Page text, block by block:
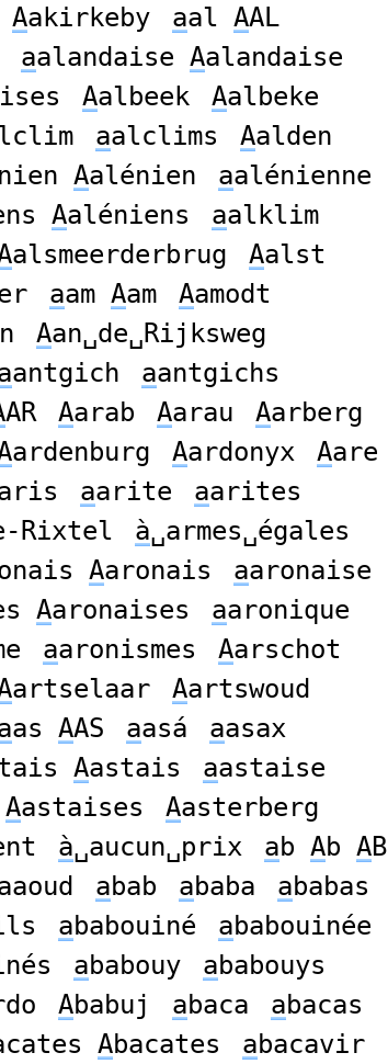
Aakirkeby aal AAL
aalandaise Aalandaise
Aalbeek Aalbeke
aalclims Aalden
Aalénien aalénienne
Aaléniens aalklim
alsmeerderbrug Aalst
aam Aam Aamodt
Aan␣de␣Rijksweg
antgich aantgichs
AR Aarab Aarau Aarberg
ardenburg Aardonyx Aare
aarite aarites
Rixtel à␣armes␣égales
Aaronais aaronaise
Aaronaises aaronique
aaronismes Aarschot
artselaar Aartswoud
as AAS aasá aasax
Aastais aastaise
Aastaises Aasterberg
à␣aucun␣prix ab Ab AB
abab ababa ababas
ababouiné ababouinée
ababouy ababouys
Ababuj abaca abacas
Abacates abacavir